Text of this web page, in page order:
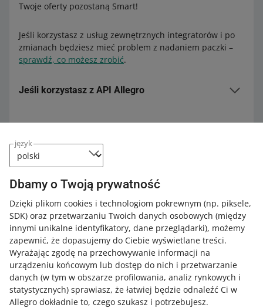
język
Dbamy o Twoją prywatność
Dzięki plikom cookies i technologiom pokrewnym (np. piksele,
SDK) oraz przetwarzaniu Twoich danych osobowych (między
innymi unikalne identyfikatory, dane przeglądarki), możemy
zapewnić, że dopasujemy do Ciebie wyświetlane treści.
Wyrażając zgodę na przechowywanie informacji na
urządzeniu końcowym lub dostęp do nich i przetwarzanie
danych (w tym w obszarze profilowania, analiz rynkowych i
statystycznych) sprawiasz, że łatwiej będzie odnaleźć Ci w
Allegro dokładnie to, czego szukasz i potrzebujesz.
Twoje oferty pozostaną Smart!
Jeśli korzystasz z usług zewnętrznych integratorów i po
zmianach będziesz mieć problem z nadaniem paczki –
sprawdź, co możesz zrobić.
Jeśli korzystasz z API Allegro
przekazać maksymalnie 10 obiektów. Oznaczało to, że
można było utworzyć jedną przesyłkę, która składała się
z kilku paczek (tak zwana wielopaczka).
Kurier DPD (AD), w strukturze packages możesz
przekazać maksymalnie 1 obiekt. W ten sposób
utworzysz kilka przesyłek jednopaczkowych.
Jak poprawnie utworzyć kilka przesyłek do
jednego zamówienia
Poznaj szczegóły dzisiejszych zmian
Jeśli korzystasz z cenników, którymi zarządzasz
Jeśli korzystasz z nowego wyglądu cenników, którymi
zarządzasz samodzielnie (cenników
niestandardowych).
Dowiedz się więcej znaszego artykułu o programie
Allegro Delivery.
Jak oceniasz te zmiany/nowości?